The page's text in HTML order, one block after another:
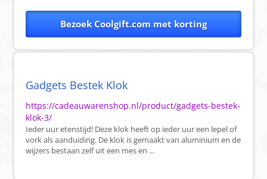
Bezoek Coolgift.com met korting
Gadgets Bestek Klok
https://cadeauwarenshop.nl/product/gadgets-bestek-
klok-3/
Ieder uur etenstijd! Deze klok heeft op ieder uur een lepel of
vork als aanduiding. De klok is gemaakt van aluminium en de
wijzers bestaan zelf uit een mes en ...